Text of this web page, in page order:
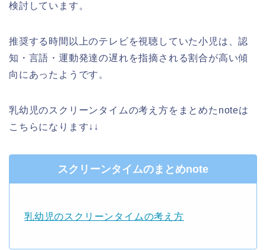
検討しています。
推奨する時間以上のテレビを視聴していた小児は、認
知・言語・運動発達の遅れを指摘される割合が高い傾
向にあったようです。
乳幼児のスクリーンタイムの考え方をまとめたnoteは
こちらになります↓↓
スクリーンタイムのまとめnote
乳幼児のスクリーンタイムの考え方